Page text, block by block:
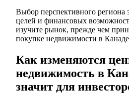
Выбор перспективного региона
целей и финансовых
изучите рынок, прежде чем
покупке недвижимости в Канаде
Как изменяются
недвижимость в
значит для